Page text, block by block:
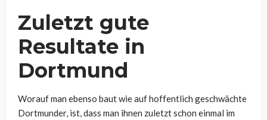
Zuletzt gute
Resultate in
Dortmund
Worauf man ebenso baut wie auf hoffentlich geschwächte
Dortmunder, ist, dass man ihnen zuletzt schon einmal im